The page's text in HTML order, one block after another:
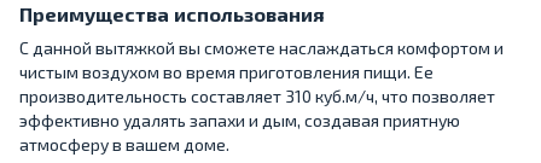
Преимущества использования
С данной вытяжкой вы сможете наслаждаться комфортом и
чистым воздухом во время приготовления пищи. Ее
производительность составляет 310 куб.м/ч, что позволяет
эффективно удалять запахи и дым, создавая приятную
атмосферу в вашем доме.